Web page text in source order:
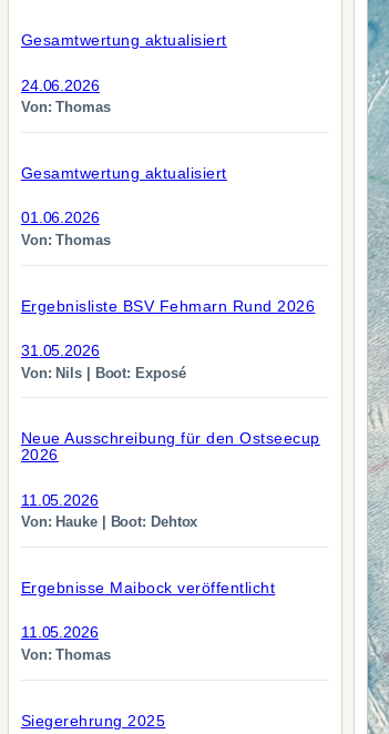
Gesamtwertung aktualisiert
24.06.2026
Von: Thomas
Gesamtwertung aktualisiert
01.06.2026
Von: Thomas
Ergebnisliste BSV Fehmarn Rund 2026
31.05.2026
Von: Nils | Boot: Exposé
Neue Ausschreibung für den Ostseecup
2026
11.05.2026
Von: Hauke | Boot: Dehtox
Ergebnisse Maibock veröffentlicht
11.05.2026
Von: Thomas
Siegerehrung 2025